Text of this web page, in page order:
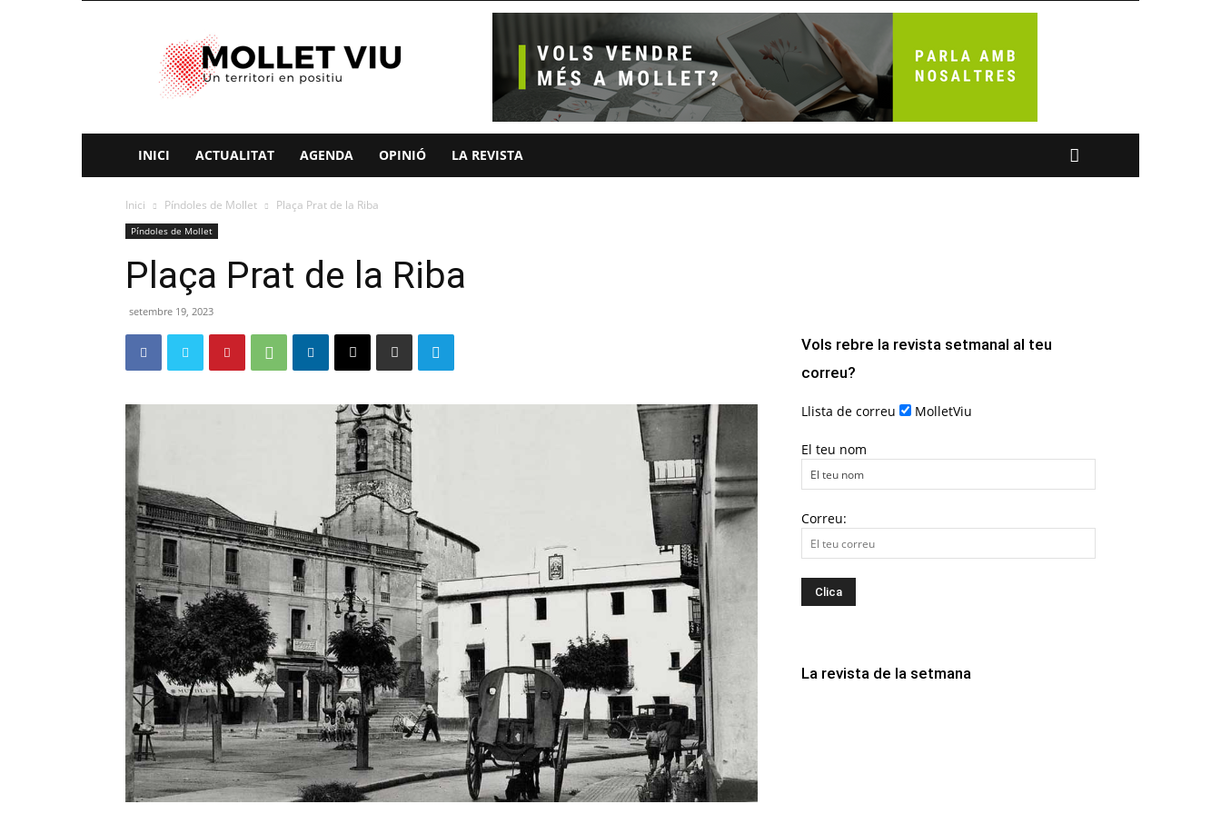
Mollet
Viu
INICI ACTUALITAT AGENDA OPINIÓ LA REVISTA
Inici Píndoles de Mollet Plaça Prat de la Riba
Píndoles de Mollet
Plaça Prat de la Riba
setembre 19, 2023
Vols rebre la revista setmanal al teu
correu?
Llista de correu MolletViu
El teu nom
Correu:
La revista de la setmana